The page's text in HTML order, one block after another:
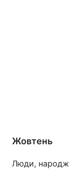
Жовтень
Люди,